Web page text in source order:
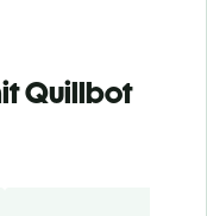
Quillbot